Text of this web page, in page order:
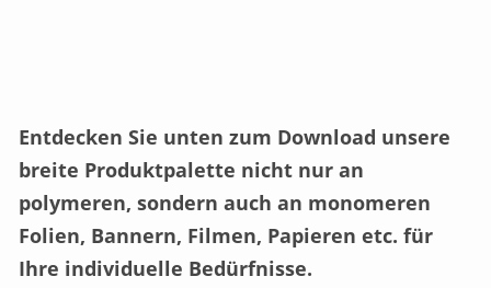
Entdecken Sie unten zum Download unsere
breite Produktpalette nicht nur an
polymeren, sondern auch an monomeren
Folien, Bannern, Filmen, Papieren etc. für
Ihre individuelle Bedürfnisse.